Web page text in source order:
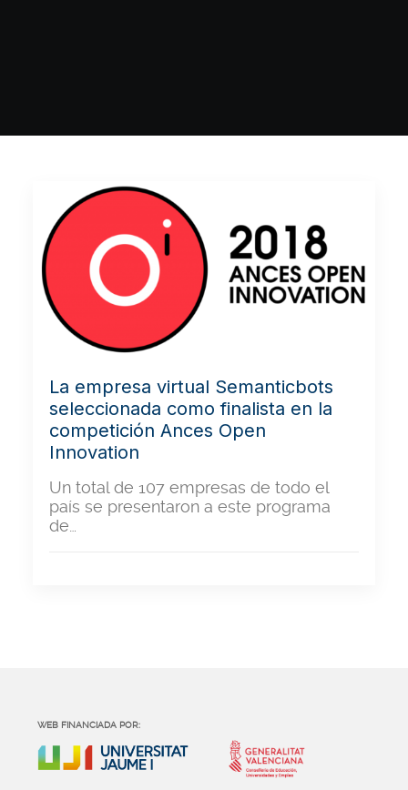
La empresa virtual Semanticbots
seleccionada como finalista en la
competición Ances Open
Innovation
Un total de 107 empresas de todo el
país se presentaron a este programa
de…
WEB FINANCIADA POR: